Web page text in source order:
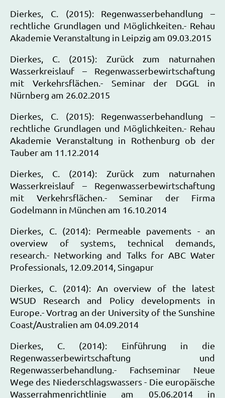
Dierkes, C. (2015): Regenwasserbehandlung –
rechtliche Grundlagen und Möglichkeiten.- Rehau
Akademie Veranstaltung in Leipzig am 09.03.2015
Dierkes, C. (2015): Zurück zum naturnahen
Wasserkreislauf – Regenwasserbewirtschaftung
mit Verkehrsflächen.- Seminar der DGGL in
Nürnberg am 26.02.2015
Dierkes, C. (2015): Regenwasserbehandlung –
rechtliche Grundlagen und Möglichkeiten.- Rehau
Akademie Veranstaltung in Rothenburg ob der
Tauber am 11.12.2014
Dierkes, C. (2014): Zurück zum naturnahen
Wasserkreislauf – Regenwasserbewirtschaftung
mit Verkehrsflächen.- Seminar der Firma
Godelmann in München am 16.10.2014
Dierkes, C. (2014): Permeable pavements - an
overview of systems, technical demands,
research.- Networking and Talks for ABC Water
Professionals, 12.09.2014, Singapur
Dierkes, C. (2014): An overview of the latest
WSUD Research and Policy developments in
Europe.- Vortrag an der University of the Sunshine
Coast/Australien am 04.09.2014
Dierkes, C. (2014): Einführung in die
Regenwasserbewirtschaftung und
Regenwasserbehandlung.- Fachseminar Neue
Wege des Niederschlagswassers - Die europäische
Wasserrahmenrichtlinie am 05.06.2014 in